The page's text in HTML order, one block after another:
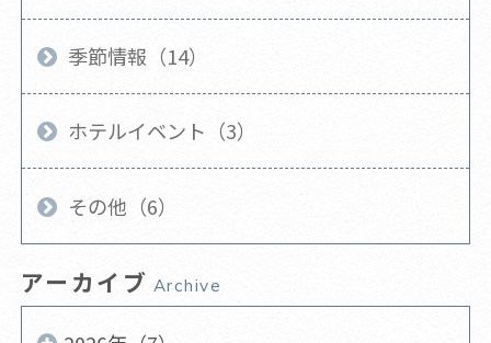
季節情報（14）
ホテルイベント（3）
その他（6）
アーカイブ Archive